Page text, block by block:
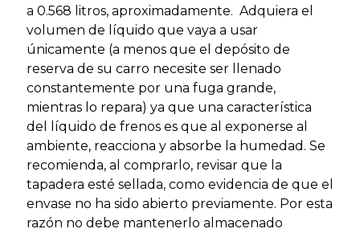
a 0.568 litros, aproximadamente. Adquiera el
volumen de líquido que vaya a usar
únicamente (a menos que el depósito de
reserva de su carro necesite ser llenado
constantemente por una fuga grande,
mientras lo repara) ya que una característica
del líquido de frenos es que al exponerse al
ambiente, reacciona y absorbe la humedad. Se
recomienda, al comprarlo, revisar que la
tapadera esté sellada, como evidencia de que el
envase no ha sido abierto previamente. Por esta
razón no debe mantenerlo almacenado